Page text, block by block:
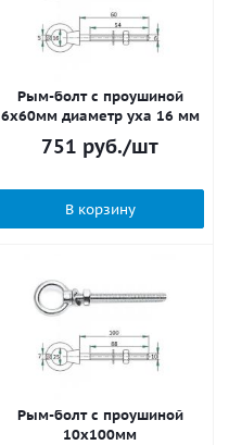
Рым-болт с проушиной
6х60мм диаметр уха 16 мм
751 руб./шт
В корзину
Рым-болт с проушиной
10х100мм